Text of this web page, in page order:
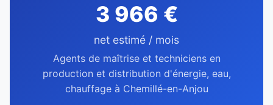
3 966 €
net estimé / mois
Agents de maîtrise et techniciens en
production et distribution d'énergie, eau,
chauffage à Chemillé-en-Anjou